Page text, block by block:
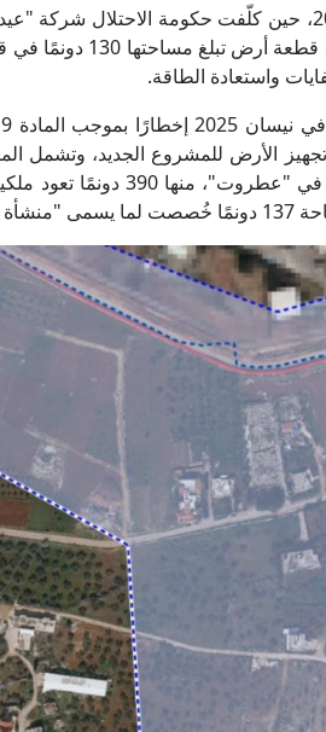
وأكدت المحافظة أن جذور المشروع تعود إلى حزيران 2024، حين كلّفت
القدس بتحديد موقع لإقامة
واستعادة الطاقة.
تعودان إلى عامي 1970 و1982 بهدف تجهيز الأرض للمشروع
30 آب 1970، نحو 1200 دونم خُصصت